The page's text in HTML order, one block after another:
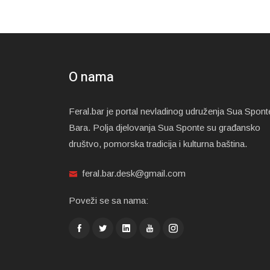
O nama
Feral.bar je portal nevladinog udruženja Sua
Bara. Polja djelovanja Sua Sponte su građansko
društvo, pomorska tradicija i kulturna baština.
feral.bar.desk@gmail.com
Poveži se sa nama: